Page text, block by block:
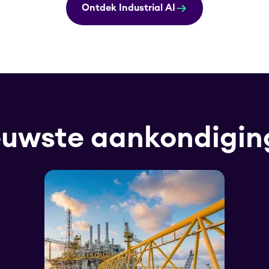
Ontdek Industrial AI